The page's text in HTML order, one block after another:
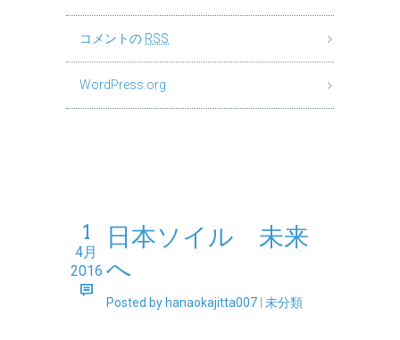
コメントの RSS
WordPress.org
1
4月
2016
日本ソイル 未来
へ
Posted by hanaokajitta007 未分類